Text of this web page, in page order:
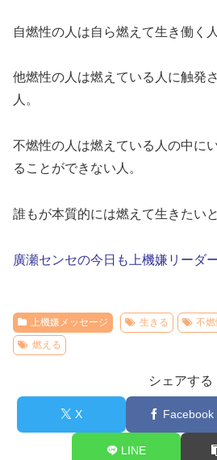
自燃性の人は自ら燃えて生き働く人
他燃性の人は燃えている人に触発
人。
不燃性の人は燃えている人の中に
ることができない人。
誰もが本質的には燃えて生きたい
廣瀬センセの今日も上機嫌リーダ
上機嫌メッセージ 生きる 不燃
燃える
シェアする
X Facebook
LINE